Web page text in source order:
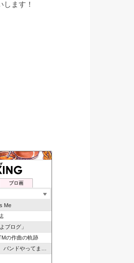
ます！
ブロ画
Me
ブログ」
の作曲の軌跡
ドやってまするぅ